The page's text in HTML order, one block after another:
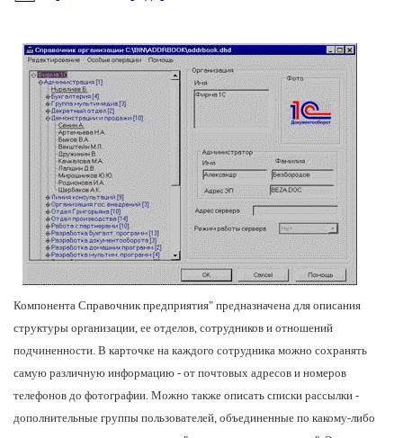
Образовательные программы
1С:Игры
Компонента Справочник предприятия" предназначена для описания
структуры организации, ее отделов, сотрудников и отношений
подчиненности. В карточке на каждого сотрудника можно сохранять
самую различную информацию - от почтовых адресов и номеров
телефонов до фотографии. Можно также описать списки рассылки -
дополнительные группы пользователей, объединенные по какому-либо